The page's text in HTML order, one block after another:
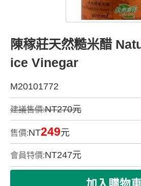
陳稼莊天然糙米醋
ice Vinegar
M20101772
建議售價:NT270元
售價:NT249元
會員特價:NT247元